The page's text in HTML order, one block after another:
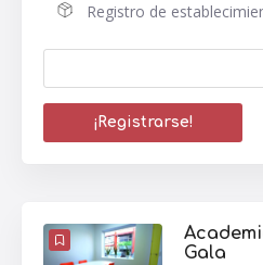
Registro de
Gala